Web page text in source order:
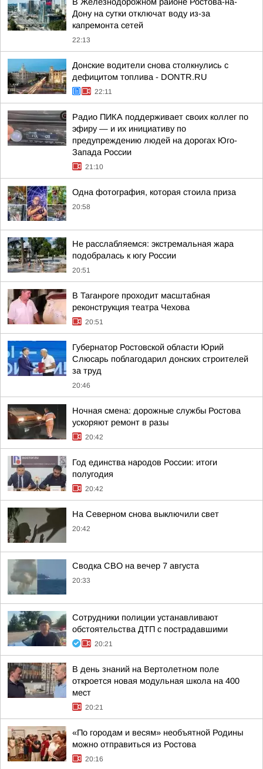
Дону на сутки отключат воду из-за
капремонта сетей
22:13
Донские водители снова столкнулись с
дефицитом топлива - DONTR.RU
22:11
Радио ПИКА поддерживает своих коллег по
эфиру — и их инициативу по
предупреждению людей на дорогах Юго-
Запада России
21:10
Одна фотография, которая стоила приза
20:58
Не расслабляемся: экстремальная жара
подобралась к югу России
20:51
В Таганроге проходит масштабная
реконструкция театра Чехова
20:51
Губернатор Ростовской области Юрий
Слюсарь поблагодарил донских строителей
за труд
20:46
Ночная смена: дорожные службы Ростова
ускоряют ремонт в разы
20:42
Год единства народов России: итоги
полугодия
20:42
На Северном снова выключили свет
20:42
Сводка СВО на вечер 7 августа
20:33
Сотрудники полиции устанавливают
обстоятельства ДТП с пострадавшими
20:21
В день знаний на Вертолетном поле
откроется новая модульная школа на 400
мест
20:21
«По городам и весям» необъятной Родины
можно отправиться из Ростова
20:16